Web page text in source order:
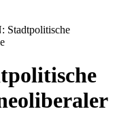
Stadtpolitische